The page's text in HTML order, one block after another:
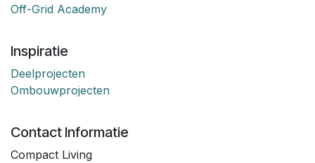
Off-Grid Academy
Inspiratie
Deelprojecten
Ombouwprojecten
Contact Informatie
Compact Living